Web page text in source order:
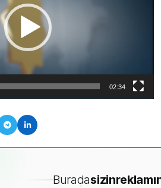
02:34
Buradasizin